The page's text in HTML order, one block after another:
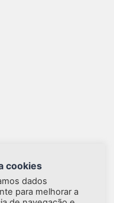
cookies
dados
para melhorar a